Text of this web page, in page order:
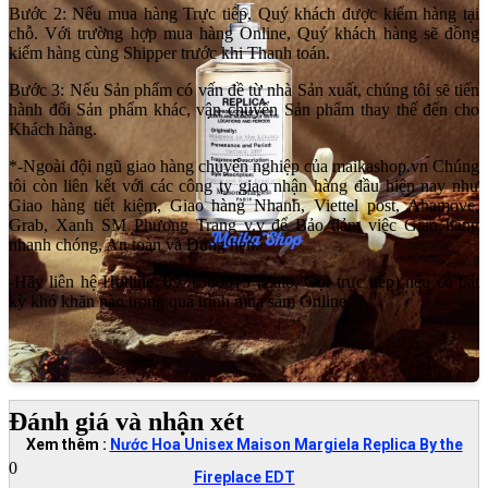
Xem thêm : Nước Hoa Unisex Maison Margiela Replica By the
Fireplace EDT
Bước 2: Nếu mua hàng Trực tiếp, Quý khách được kiểm hàng tại
chỗ. Với trường hợp mua hàng Online, Quý khách hàng sẽ đồng
kiểm hàng cùng Shipper trước khi Thanh toán.
Bước 3: Nếu Sản phẩm có vấn đề từ nhà Sản xuất, chúng tôi sẽ tiến
hành đổi Sản phẩm khác, vận chuyển Sản phẩm thay thế đến cho
Khách hàng.
*-Ngoài đội ngũ giao hàng chuyên nghiệp của maikashop.vn Chúng
tôi còn liên kết với các công ty giao nhận hàng đầu hiện nay như
Giao hàng tiết kiệm, Giao hàng Nhanh, Viettel post, Ahamove,
Grab, Xanh SM Phương Trang v.v để Bảo đảm việc Giao hàng
nhanh chóng, An toàn và Đúng hẹn.
-Hãy liên hệ Hotline: 0971560615 (Zalo, Gọi trực tiếp) nếu có bất
kỳ khó khăn nào trong quá trình mua sắm Online.
Đánh giá và nhận xét
0